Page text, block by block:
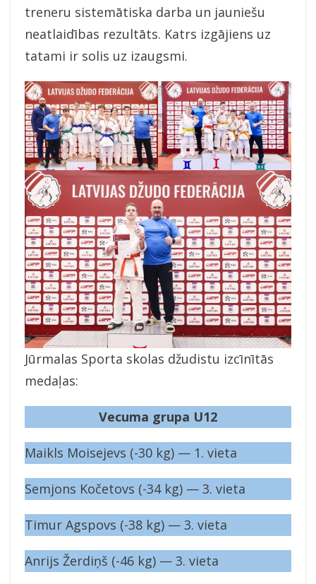
treneru sistemātiska darba un jauniešu
neatlaidības rezultāts. Katrs izgājiens uz
tatami ir solis uz izaugsmi.
Jūrmalas Sporta skolas džudistu izcīnītās
medaļas:
Vecuma grupa U12
Maikls Moisejevs (-30 kg) — 1. vieta
Semjons Kočetovs (-34 kg) — 3. vieta
Timur Agspovs (-38 kg) — 3. vieta
Anrijs Žerdiņš (-46 kg) — 3. vieta